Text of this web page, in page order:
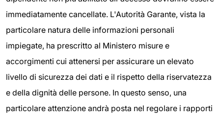
immediatamente cancellate. L'Autorità Garante, vista la
particolare natura delle informazioni personali
impiegate, ha prescritto al Ministero misure e
accorgimenti cui attenersi per assicurare un elevato
livello di sicurezza dei dati e il rispetto della riservatezza
e della dignità delle persone. In questo senso, una
particolare attenzione andrà posta nel regolare i rapporti